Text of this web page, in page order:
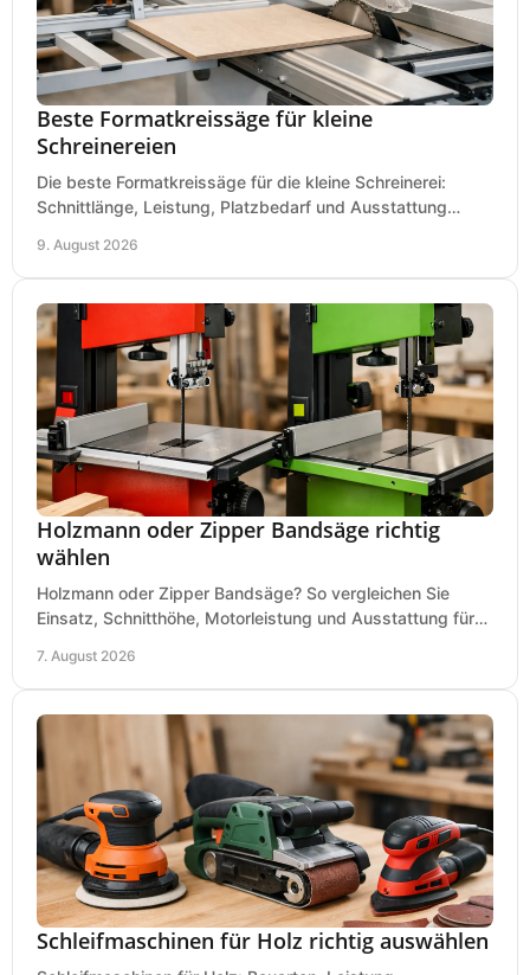
Beste Formatkreissäge für kleine
Schreinereien
Die beste Formatkreissäge für die kleine Schreinerei:
Schnittlänge, Leistung, Platzbedarf und Ausstattung
9. August 2026
Holzmann oder Zipper Bandsäge richtig
wählen
Holzmann oder Zipper Bandsäge? So vergleichen Sie
Einsatz, Schnitthöhe, Motorleistung und Ausstattung für
7. August 2026
Schleifmaschinen für Holz richtig auswählen